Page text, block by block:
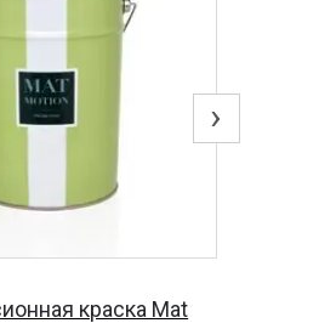
›
краска Mat